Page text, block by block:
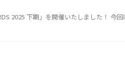
2025 下期」を開催いたしました！ 今